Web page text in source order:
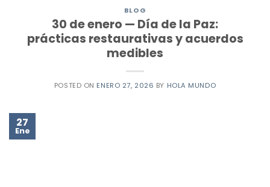
BLOG
30 de enero — Día de la Paz:
prácticas restaurativas y acuerdos
medibles
POSTED ON ENERO 27, 2026 BY HOLA MUNDO
27
Ene